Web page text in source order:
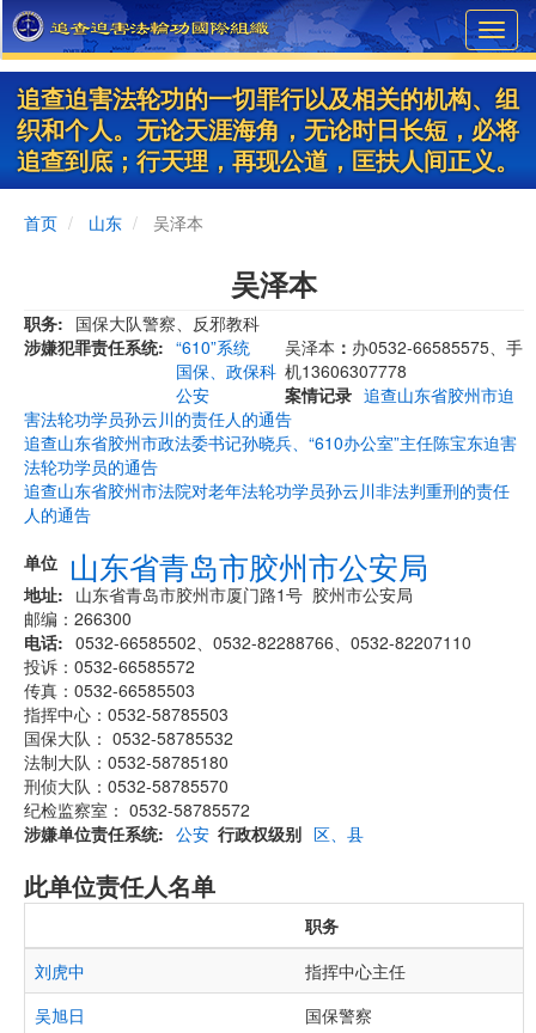
Skip
to
main
content
追查迫害法轮功的一切罪行以及相关的机构、组
织和个人。无论天涯海角，无论时日长短，必将
追查到底；行天理，再现公道，匡扶人间正义。
首页 山东 吴泽本
吴泽本
职务
国保大队警察、反邪教科
涉嫌犯罪责任系统
“610”系统
国保、政保科
公安
吴泽本 ： 办0532-66585575、手
机13606307778
案情记录 追查山东省胶州市迫
害法轮功学员孙云川的责任人的通告
追查山东省胶州市政法委书记孙晓兵、“610办公室”主任陈宝东迫害
法轮功学员的通告
追查山东省胶州市法院对老年法轮功学员孙云川非法判重刑的责任
人的通告
单位 山东省青岛市胶州市公安局
地址
山东省青岛市胶州市厦门路1号 胶州市公安局
邮编：266300
电话
0532-66585502、0532-82288766、0532-82207110
投诉：0532-66585572
传真：0532-66585503
指挥中心：0532-58785503
国保大队： 0532-58785532
法制大队：0532-58785180
刑侦大队：0532-58785570
纪检监察室： 0532-58785572
涉嫌单位责任系统
公安 行政权级别 区、县
此单位责任人名单
职务
刘虎中
指挥中心主任
吴旭日
国保警察